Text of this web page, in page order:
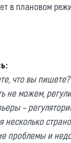
в плановом
что вы
не можем,
–
проблемы и